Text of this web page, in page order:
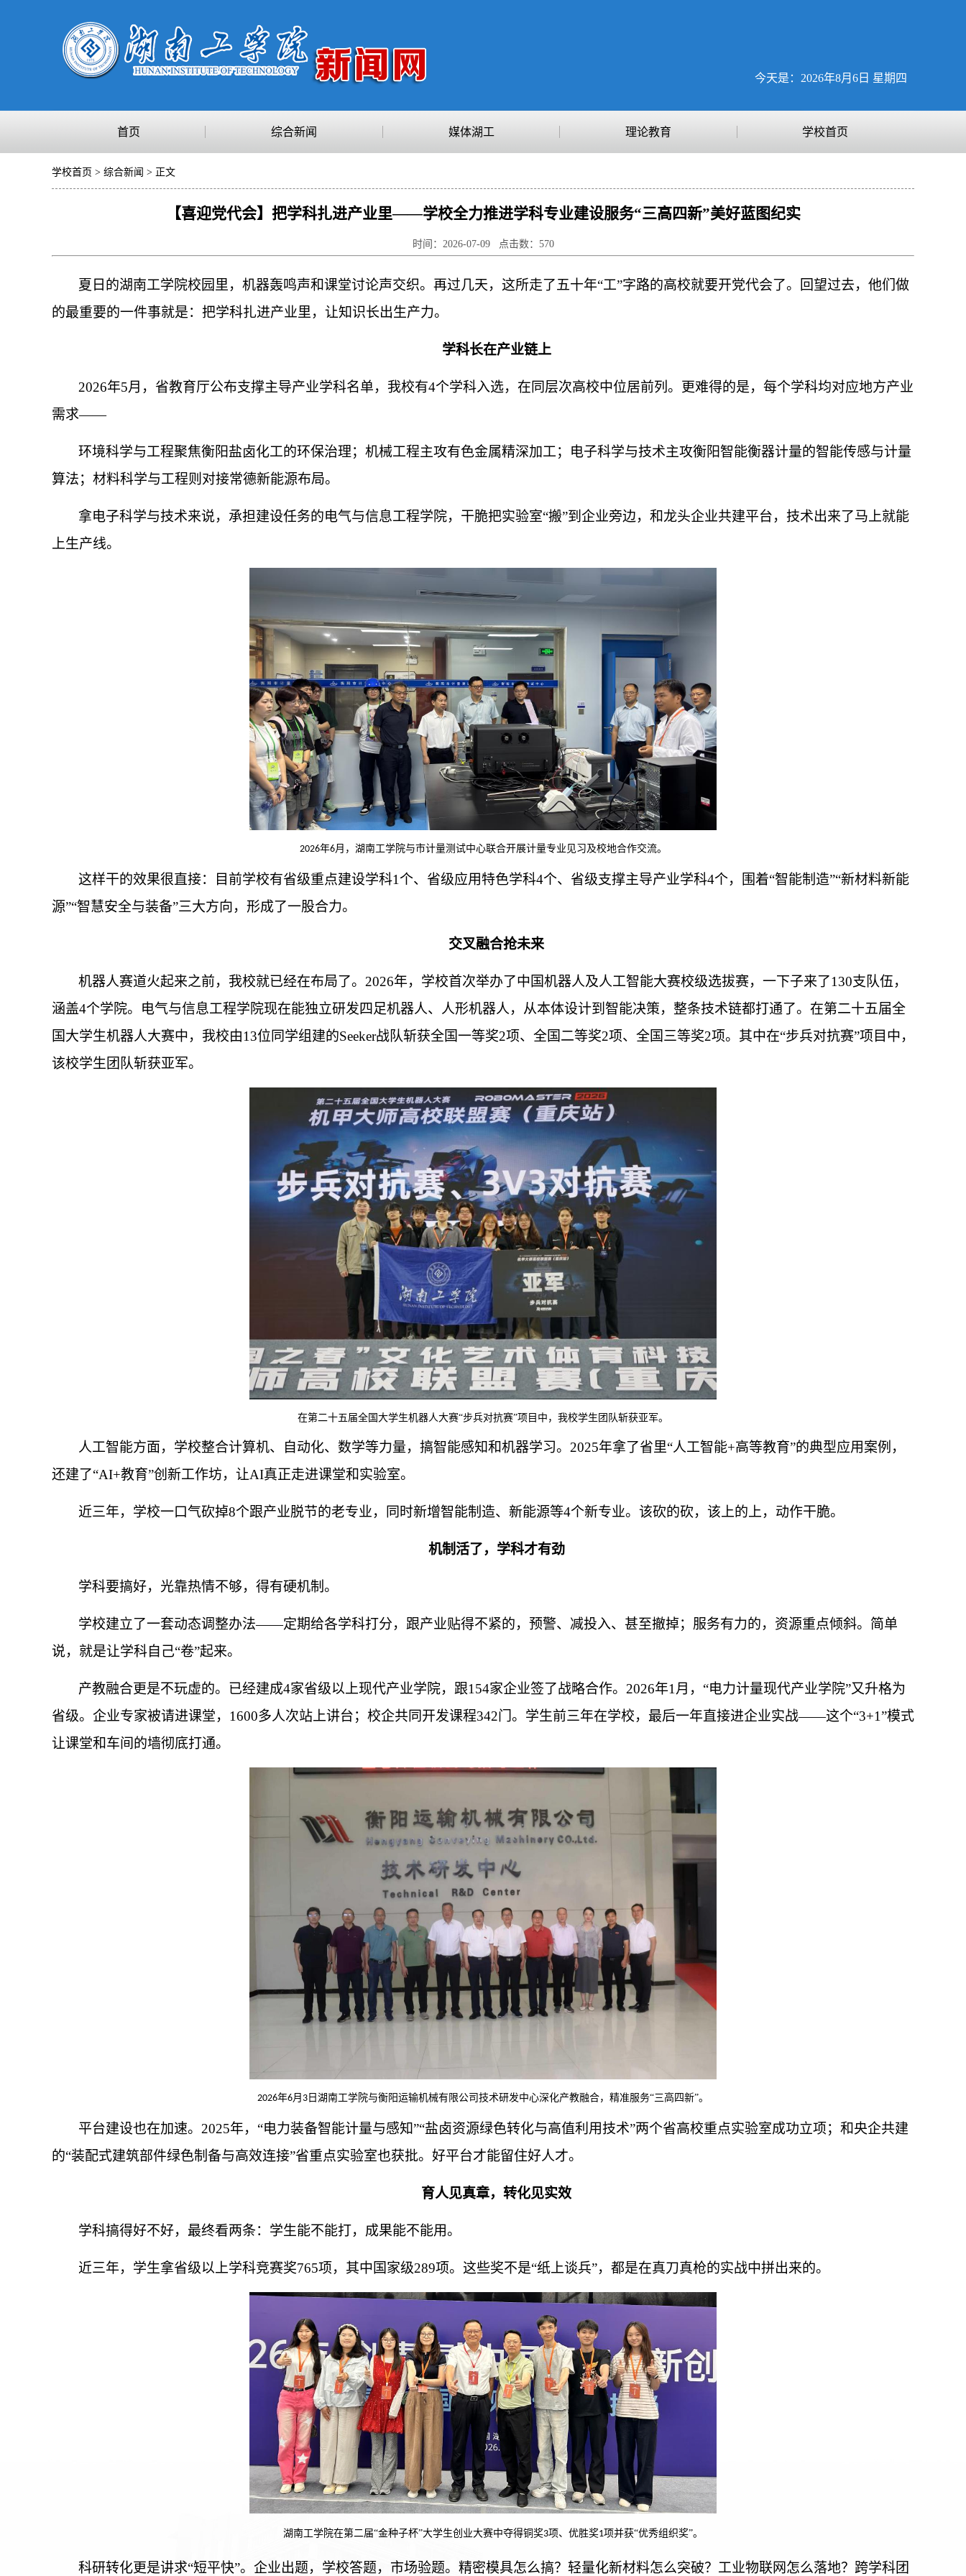
今天是：2026年8月6日 星期四
首页 综合新闻 媒体湖工 理论教育 学校首页
学校首页 > 综合新闻 > 正文
【喜迎党代会】把学科扎进产业里——学校全力推进学科专业建设服务“三高四新”美好蓝图纪实
时间：2026-07-09 点击数： 570
夏日的湖南工学院校园里，机器轰鸣声和课堂讨论声交织。再过几天，这所走了五十年“工”字路的高校就要开党代会了。回望过去，他们做
的最重要的一件事就是：把学科扎进产业里，让知识长出生产力。
学科长在产业链上
2026年5月，省教育厅公布支撑主导产业学科名单，我校有4个学科入选，在同层次高校中位居前列。更难得的是，每个学科均对应地方产业
需求——
环境科学与工程聚焦衡阳盐卤化工的环保治理；机械工程主攻有色金属精深加工；电子科学与技术主攻衡阳智能衡器计量的智能传感与计量
算法；材料科学与工程则对接常德新能源布局。
拿电子科学与技术来说，承担建设任务的电气与信息工程学院，干脆把实验室“搬”到企业旁边，和龙头企业共建平台，技术出来了马上就能
上生产线。
2026年6月，湖南工学院与市计量测试中心联合开展计量专业见习及校地合作交流。
这样干的效果很直接：目前学校有省级重点建设学科1个、省级应用特色学科4个、省级支撑主导产业学科4个，围着“智能制造”“新材料新能
源”“智慧安全与装备”三大方向，形成了一股合力。
交叉融合抢未来
机器人赛道火起来之前，我校就已经在布局了。2026年，学校首次举办了中国机器人及人工智能大赛校级选拔赛，一下子来了130支队伍，
涵盖4个学院。电气与信息工程学院现在能独立研发四足机器人、人形机器人，从本体设计到智能决策，整条技术链都打通了。在第二十五届全
国大学生机器人大赛中，我校由13位同学组建的Seeker战队斩获全国一等奖2项、全国二等奖2项、全国三等奖2项。其中在“步兵对抗赛”项目中，
该校学生团队斩获亚军。
在第二十五届全国大学生机器人大赛“步兵对抗赛”项目中，我校学生团队斩获亚军。
人工智能方面，学校整合计算机、自动化、数学等力量，搞智能感知和机器学习。2025年拿了省里“人工智能+高等教育”的典型应用案例，
还建了“AI+教育”创新工作坊，让AI真正走进课堂和实验室。
近三年，学校一口气砍掉8个跟产业脱节的老专业，同时新增智能制造、新能源等4个新专业。该砍的砍，该上的上，动作干脆。
机制活了，学科才有劲
学科要搞好，光靠热情不够，得有硬机制。
学校建立了一套动态调整办法——定期给各学科打分，跟产业贴得不紧的，预警、减投入、甚至撤掉；服务有力的，资源重点倾斜。简单
说，就是让学科自己“卷”起来。
产教融合更是不玩虚的。已经建成4家省级以上现代产业学院，跟154家企业签了战略合作。2026年1月，“电力计量现代产业学院”又升格为
省级。企业专家被请进课堂，1600多人次站上讲台；校企共同开发课程342门。学生前三年在学校，最后一年直接进企业实战——这个“3+1”模式
让课堂和车间的墙彻底打通。
2026年6月 3 日湖南工学院与衡阳运输机械有限公司技术研发中心深化产教融合，精准服务“三高四新”。
平台建设也在加速。2025年，“电力装备智能计量与感知”“盐卤资源绿色转化与高值利用技术”两个省高校重点实验室成功立项；和央企共建
的“装配式建筑部件绿色制备与高效连接”省重点实验室也获批。好平台才能留住好人才。
育人见真章，转化见实效
学科搞得好不好，最终看两条：学生能不能打，成果能不能用。
近三年，学生拿省级以上学科竞赛奖765项，其中国家级289项。这些奖不是“纸上谈兵”，都是在真刀真枪的实战中拼出来的。
湖南工学院在第二届“金种子杯”大学生创业大赛中夺得铜奖3项、优胜奖1项并获“优秀组织奖”。
科研转化更是讲求“短平快”。企业出题，学校答题，市场验题。精密模具怎么搞？轻量化新材料怎么突破？工业物联网怎么落地？跨学科团